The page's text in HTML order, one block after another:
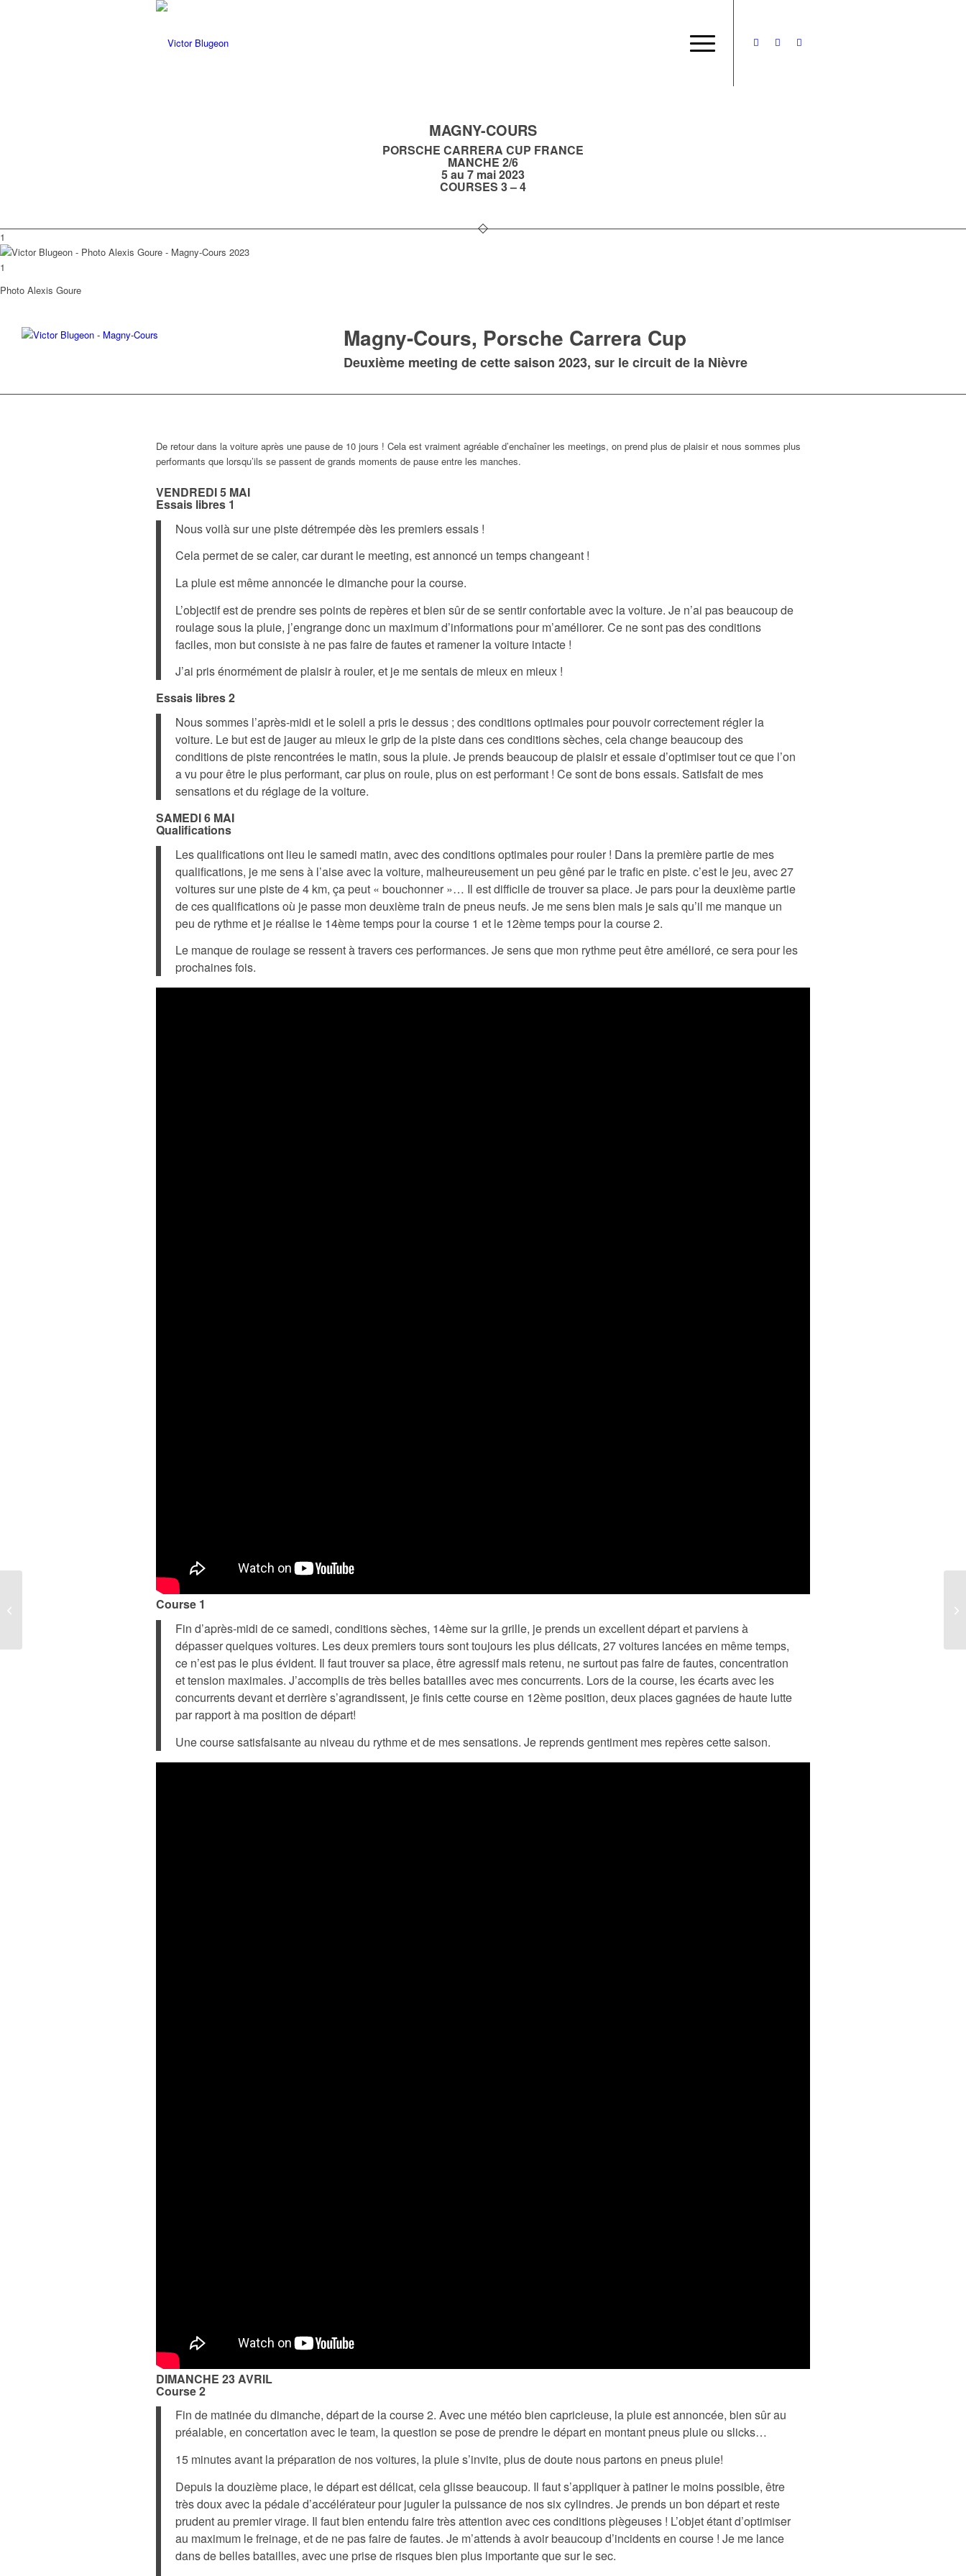
MAGNY-COURS
PORSCHE CARRERA CUP FRANCE
MANCHE 2/6
5 au 7 mai 2023
COURSES 3 – 4
1
1
Photo Alexis Goure
Magny-Cours, Porsche Carrera Cup
Deuxième meeting de cette saison 2023, sur le circuit de la Nièvre
De retour dans la voiture après une pause de 10 jours ! Cela est vraiment agréable d’enchaîner les meetings, on prend plus de plaisir et nous sommes plus
performants que lorsqu’ils se passent de grands moments de pause entre les manches.
VENDREDI 5 MAI
Essais libres 1
Nous voilà sur une piste détrempée dès les premiers essais !
Cela permet de se caler, car durant le meeting, est annoncé un temps changeant !
La pluie est même annoncée le dimanche pour la course.
L’objectif est de prendre ses points de repères et bien sûr de se sentir confortable avec la voiture. Je n’ai pas beaucoup de
roulage sous la pluie, j’engrange donc un maximum d’informations pour m’améliorer. Ce ne sont pas des conditions
faciles, mon but consiste à ne pas faire de fautes et ramener la voiture intacte !
J’ai pris énormément de plaisir à rouler, et je me sentais de mieux en mieux !
Essais libres 2
Nous sommes l’après-midi et le soleil a pris le dessus ; des conditions optimales pour pouvoir correctement régler la
voiture. Le but est de jauger au mieux le grip de la piste dans ces conditions sèches, cela change beaucoup des
conditions de piste rencontrées le matin, sous la pluie. Je prends beaucoup de plaisir et essaie d’optimiser tout ce que l’on
a vu pour être le plus performant, car plus on roule, plus on est performant ! Ce sont de bons essais. Satisfait de mes
sensations et du réglage de la voiture.
SAMEDI 6 MAI
Qualifications
Les qualifications ont lieu le samedi matin, avec des conditions optimales pour rouler ! Dans la première partie de mes
qualifications, je me sens à l’aise avec la voiture, malheureusement un peu gêné par le trafic en piste. c’est le jeu, avec 27
voitures sur une piste de 4 km, ça peut « bouchonner »… Il est difficile de trouver sa place. Je pars pour la deuxième partie
de ces qualifications où je passe mon deuxième train de pneus neufs. Je me sens bien mais je sais qu’il me manque un
peu de rythme et je réalise le 14ème temps pour la course 1 et le 12ème temps pour la course 2.
Le manque de roulage se ressent à travers ces performances. Je sens que mon rythme peut être amélioré, ce sera pour les
prochaines fois.
Course 1
Fin d’après-midi de ce samedi, conditions sèches, 14ème sur la grille, je prends un excellent départ et parviens à
dépasser quelques voitures. Les deux premiers tours sont toujours les plus délicats, 27 voitures lancées en même temps,
ce n’est pas le plus évident. Il faut trouver sa place, être agressif mais retenu, ne surtout pas faire de fautes, concentration
et tension maximales. J’accomplis de très belles batailles avec mes concurrents. Lors de la course, les écarts avec les
concurrents devant et derrière s’agrandissent, je finis cette course en 12ème position, deux places gagnées de haute lutte
par rapport à ma position de départ!
Une course satisfaisante au niveau du rythme et de mes sensations. Je reprends gentiment mes repères cette saison.
DIMANCHE 23 AVRIL
Course 2
Fin de matinée du dimanche, départ de la course 2. Avec une météo bien capricieuse, la pluie est annoncée, bien sûr au
préalable, en concertation avec le team, la question se pose de prendre le départ en montant pneus pluie ou slicks…
15 minutes avant la préparation de nos voitures, la pluie s’invite, plus de doute nous partons en pneus pluie!
Depuis la douzième place, le départ est délicat, cela glisse beaucoup. Il faut s’appliquer à patiner le moins possible, être
très doux avec la pédale d’accélérateur pour juguler la puissance de nos six cylindres. Je prends un bon départ et reste
prudent au premier virage. Il faut bien entendu faire très attention avec ces conditions piègeuses ! L’objet étant d’optimiser
au maximum le freinage, et de ne pas faire de fautes. Je m’attends à avoir beaucoup d’incidents en course ! Je me lance
dans de belles batailles, avec une prise de risques bien plus importante que sur le sec.